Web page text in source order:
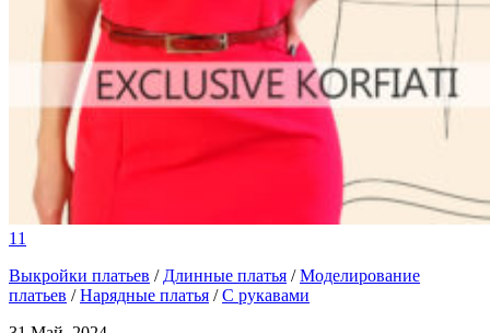
11
Выкройки платьев / Длинные платья /Моделирование
платьев /Нарядные платья /С рукавами